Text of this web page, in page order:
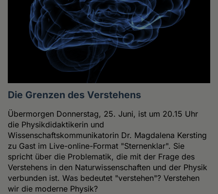
Die Grenzen des Verstehens
Übermorgen Donnerstag, 25. Juni, ist um 20.15 Uhr
die Physikdidaktikerin und
Wissenschaftskommunikatorin Dr. Magdalena Kersting
zu Gast im Live-online-Format "Sternenklar". Sie
spricht über die Problematik, die mit der Frage des
Verstehens in den Naturwissenschaften und der Physik
verbunden ist. Was bedeutet "verstehen"? Verstehen
wir die moderne Physik?